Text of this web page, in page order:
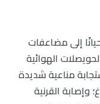
إلى مضاعفات
الهوائية
مناعية شديدة
وإصابة القرنية